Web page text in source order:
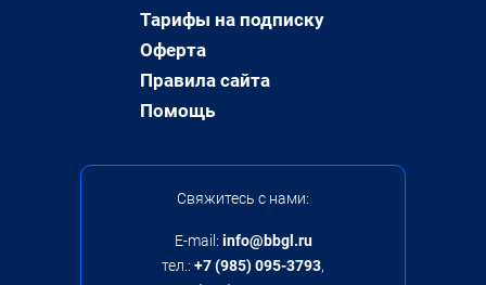
Тарифы на подписку
Оферта
Правила сайта
Помощь
Свяжитесь с нами:
E-mail: info@bbgl.ru
тел.: +7 (985) 095-3793,